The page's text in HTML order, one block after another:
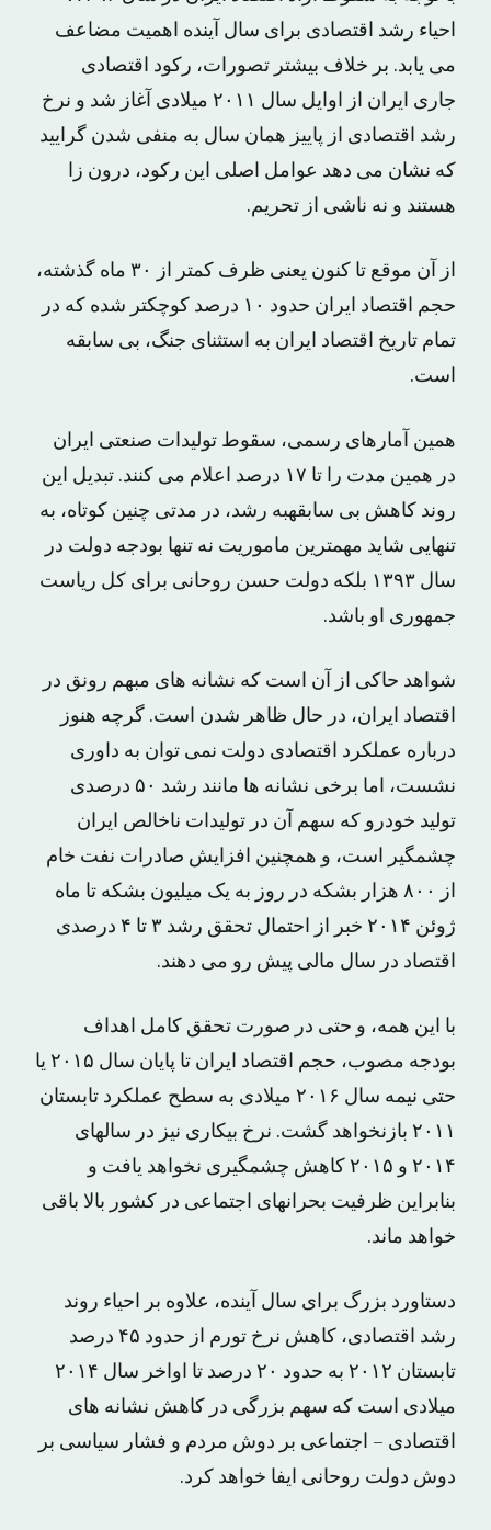
احیاء رشد اقتصادی برای سال آینده اهمیت مضاعف
می یابد. بر خلاف بیشتر تصورات، رکود اقتصادی
جاری ایران از اوایل سال ۲۰۱۱ میلادی آغاز شد و نرخ
رشد اقتصادی از پاییز همان سال به منفی شدن گرایید
که نشان می دهد عوامل اصلی این رکود، درون زا
هستند و نه ناشی از تحریم.
از آن موقع تا کنون یعنی ظرف کمتر از ۳۰ ماه گذشته،
حجم اقتصاد ایران حدود ۱۰ درصد کوچکتر شده که در
تمام تاریخ اقتصاد ایران به استثنای جنگ، بی سابقه
است.
همین آمارهای رسمی، سقوط تولیدات صنعتی ایران
در همین مدت را تا ۱۷ درصد اعلام می کنند. تبدیل این
روند کاهش بی سابقهبه رشد، در مدتی چنین کوتاه، به
تنهایی شاید مهمترین ماموریت نه تنها بودجه دولت در
سال ۱۳۹۳ بلکه دولت حسن روحانی برای کل ریاست
جمهوری او باشد.
شواهد حاکی از آن است که نشانه های مبهم رونق در
اقتصاد ایران، در حال ظاهر شدن است. گرچه هنوز
درباره عملکرد اقتصادی دولت نمی توان به داوری
نشست، اما برخی نشانه ها مانند رشد ۵۰ درصدی
تولید خودرو که سهم آن در تولیدات ناخالص ایران
چشمگیر است، و همچنین افزایش صادرات نفت خام
از ۸۰۰ هزار بشکه در روز به یک میلیون بشکه تا ماه
ژوئن ۲۰۱۴ خبر از احتمال تحقق رشد ۳ تا ۴ درصدی
اقتصاد در سال مالی پیش رو می دهند.
با این همه، و حتی در صورت تحقق کامل اهداف
بودجه مصوب، حجم اقتصاد ایران تا پایان سال ۲۰۱۵ یا
حتی نیمه سال ۲۰۱۶ میلادی به سطح عملکرد تابستان
۲۰۱۱ بازنخواهد گشت. نرخ بیکاری نیز در سالهای
۲۰۱۴ و ۲۰۱۵ کاهش چشمگیری نخواهد یافت و
بنابراین ظرفیت بحرانهای اجتماعی در کشور بالا باقی
خواهد ماند.
دستاورد بزرگ برای سال آینده، علاوه بر احیاء روند
رشد اقتصادی، کاهش نرخ تورم از حدود ۴۵ درصد
تابستان ۲۰۱۲ به حدود ۲۰ درصد تا اواخر سال ۲۰۱۴
میلادی است که سهم بزرگی در کاهش نشانه های
اقتصادی – اجتماعی بر دوش مردم و فشار سیاسی بر
دوش دولت روحانی ایفا خواهد کرد.